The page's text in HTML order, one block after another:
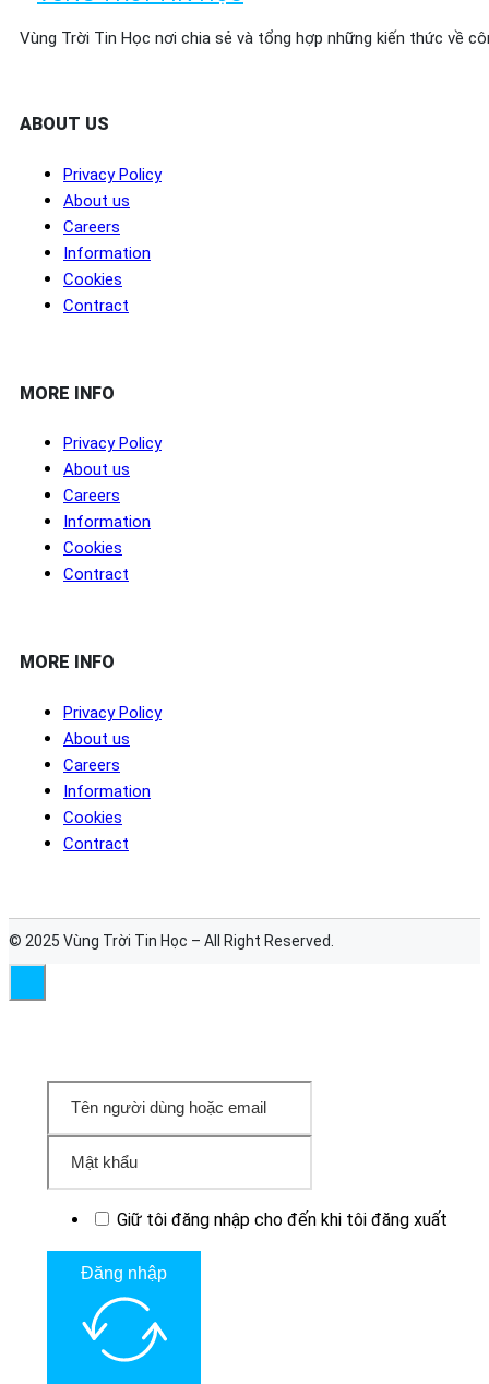
Vùng Trời Tin Học nơi chia sẻ và tổng hợp những kiến thức về
ABOUT US
Privacy Policy
About us
Careers
Information
Cookies
Contract
MORE INFO
Privacy Policy
About us
Careers
Information
Cookies
Contract
MORE INFO
Privacy Policy
About us
Careers
Information
Cookies
Contract
© 2025 Vùng Trời Tin Học – All Right Reserved.
Giữ tôi đăng nhập cho đến khi tôi đăng xuất
Đăng nhập